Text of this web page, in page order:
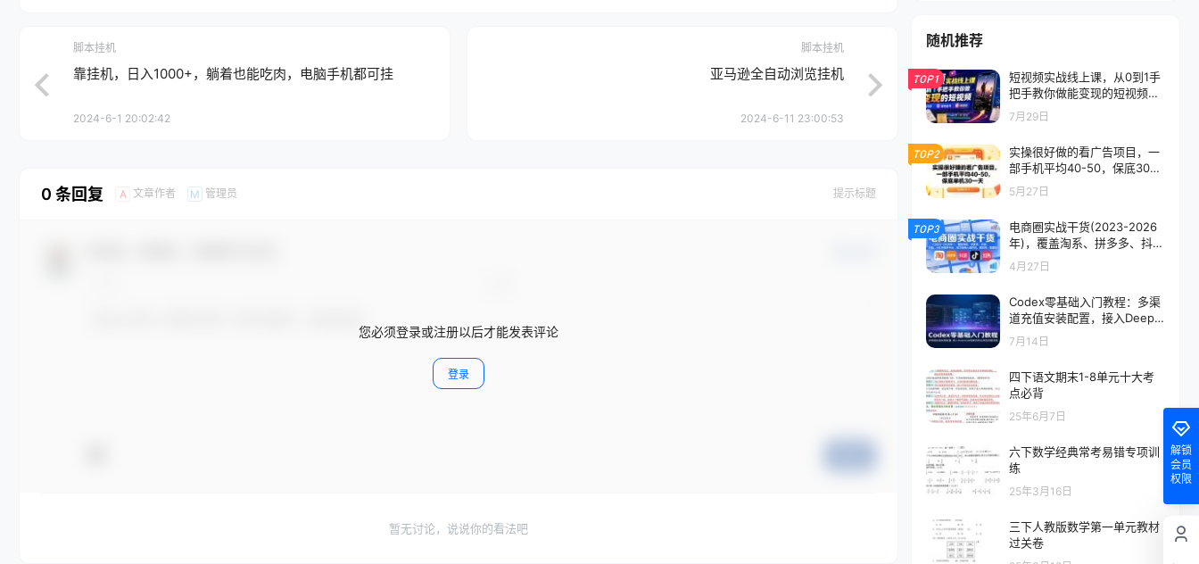
脚本挂机
靠挂机，日入1000+，躺着也能吃肉，电脑手机都可挂
2024-6-1 20:02:42
脚本挂机
亚马逊全自动浏览挂机
2024-6-11 23:00:53
0 条回复 A 文章作者 M 管理员 提示标题
您必须登录或注册以后才能发表评论
登录
暂无讨论，说说你的看法吧
随机推荐
TOP1
短视频实战线上课，从0到1手
把手教你做能变现的短视频，
零基础可学，落地起号做爆款
7月29日
TOP2
实操很好做的看广告项目，一
部手机平均40-50，保底30单
机一天【揭秘】
5月27日
TOP3
电商圈实战干货(2023-2026
年)，覆盖淘系、拼多多、抖
音、小红书等多平台，助力电
商人避开坑、提效率、稳盈利
4月27日
Codex零基础入门教程：多渠
道充值安装配置，接入DeepS
eek搭建自动化项目完整流程
7月14日
四下语文期末1-8单元十大考
点必背
25年6月7日
六下数学经典常考易错专项训
练
25年3月16日
三下人教版数学第一单元教材
过关卷
解锁
会员
权限